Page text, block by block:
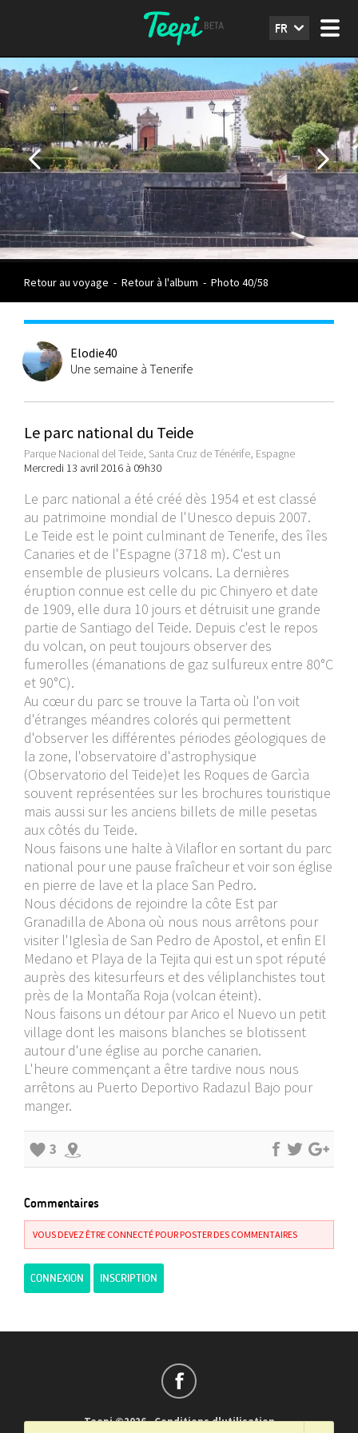
FR
Retour au voyage - Retour à l'album - Photo 40/58
Elodie40
Une semaine à Tenerife
Le parc national du Teide
Parque Nacional del Teide, Santa Cruz de Ténérife, Espagne
Mercredi 13 avril 2016 à 09h30
Le parc national a été créé dès 1954 et est classé
au patrimoine mondial de l'Unesco depuis 2007.
Le Teide est le point culminant de Tenerife, des îles
Canaries et de l'Espagne (3718 m). C'est un
ensemble de plusieurs volcans. La dernières
éruption connue est celle du pic Chinyero et date
de 1909, elle dura 10 jours et détruisit une grande
partie de Santiago del Teide. Depuis c'est le repos
du volcan, on peut toujours observer des
fumerolles (émanations de gaz sulfureux entre 80°C
et 90°C).
Au cœur du parc se trouve la Tarta où l'on voit
d'étranges méandres colorés qui permettent
d'observer les différentes périodes géologiques de
la zone, l'observatoire d'astrophysique
(Observatorio del Teide)et les Roques de Garcìa
souvent représentées sur les brochures touristique
mais aussi sur les anciens billets de mille pesetas
aux côtés du Teide.
Nous faisons une halte à Vilaflor en sortant du parc
national pour une pause fraîcheur et voir son église
en pierre de lave et la place San Pedro.
Nous décidons de rejoindre la côte Est par
Granadilla de Abona où nous nous arrêtons pour
visiter l'Iglesìa de San Pedro de Apostol, et enfin El
Medano et Playa de la Tejita qui est un spot réputé
auprès des kitesurfeurs et des véliplanchistes tout
près de la Montaña Roja (volcan éteint).
Nous faisons un détour par Arico el Nuevo un petit
village dont les maisons blanches se blotissent
autour d'une église au porche canarien.
L'heure commençant a être tardive nous nous
arrêtons au Puerto Deportivo Radazul Bajo pour
manger.
3
Commentaires
VOUS DEVEZ ÊTRE CONNECTÉ POUR POSTER DES COMMENTAIRES
CONNEXION INSCRIPTION
Teepi ©2026-Conditions d'utilisation